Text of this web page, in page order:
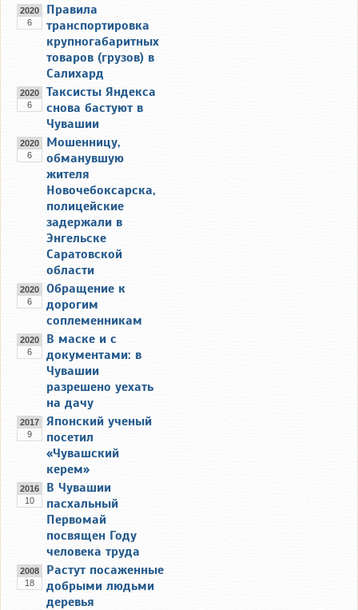
2020
6
Правила
транспортировка
крупногабаритных
товаров (грузов) в
Салихард
2020
6
Таксисты Яндекса
снова бастуют в
Чувашии
2020
6
Мошенницу,
обманувшую
жителя
Новочебоксарска,
полицейские
задержали в
Энгельске
Саратовской
области
2020
6
Обращение к
дорогим
соплеменникам
2020
6
В маске и с
документами: в
Чувашии
разрешено уехать
на дачу
2017
9
Японский ученый
посетил
«Чувашский
керем»
2016
10
В Чувашии
пасхальный
Первомай
посвящен Году
человека труда
2008
18
Растут посаженные
добрыми людьми
деревья